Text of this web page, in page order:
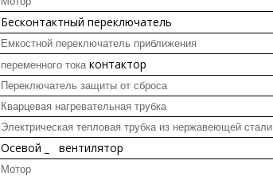
Бесконтактный переключатель
Емкостной переключатель приближения
переменного тока контактор
Переключатель защиты от сброса
Кварцевая нагревательная трубка
Электрическая тепловая трубка из нержавеющей стали
Осевой вентилятор
Мотор